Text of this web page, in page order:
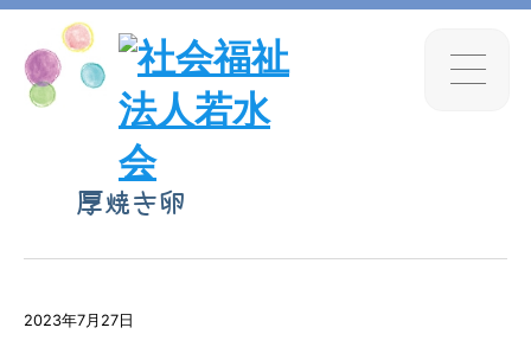
厚焼き卵
2023年7月27日